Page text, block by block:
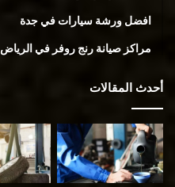
افضل ورشة سيارات في جدة
مراكز صيانة رنج روفر في الرياض
أحدث المقالات